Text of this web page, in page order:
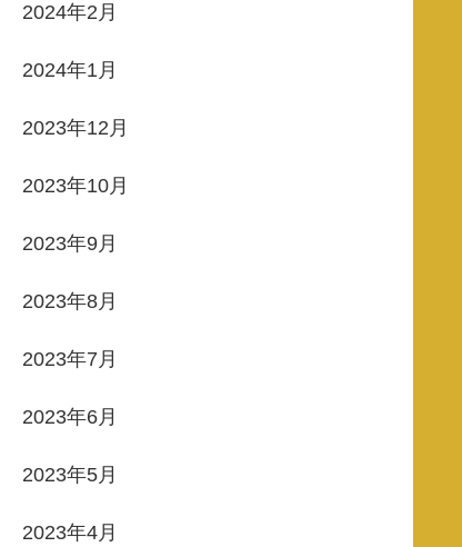
2024年2月
2024年1月
2023年12月
2023年10月
2023年9月
2023年8月
2023年7月
2023年6月
2023年5月
2023年4月